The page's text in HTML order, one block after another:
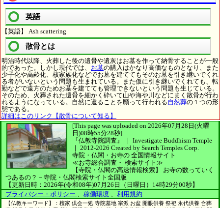
英語
【英語】 Ash scattering
散骨とは
明治時代以降、火葬した後の遺骨や遺灰はお墓を作って納骨することが一般
的であった。しかし現代では、 お墓の購入はかなり高価なものとなり、また
少子化や高齢化、核家族化などでお墓を建ててもそのお墓を引き継いでくれ
る者がいないという問題も生まれている。また仮に引き継いでくれても、転
勤などで遠方のためお墓を建てても管理できないという問題も生じている。
そのため、火葬された遺骨を細かく砕いて山や海や川などにまく散骨が行わ
れるようになっている。自然に還ることを願って行われる自然葬の１つの形
態である。
詳細はこのリンク【散骨について知る】
[This page was uploaded on 2026年07月28日(火曜
日)08時55分28秒]
『仏教寺院調査』 ｜ Investigate Buddhism Temple
｜ 2012-2026 Created by Search Temples Corp.
寺院・仏閣・お寺の 全国情報サイト
≪お寺総合調査・ 検索サイト≫
【寺院・仏閣の高速情報検索】
お寺の数っていく
つあるの？－寺院・仏閣検索サイト全国版
【更新日時：2026年(令和08年)07月26日（日曜日）14時29分00秒】
プライバシー・ポリシー
稼働環境 利用規約
【仏教キーワード】：檀家 倶会一処 寺院墓地 宗派 お盆 開眼供養 祭祀 永代供養 合葬